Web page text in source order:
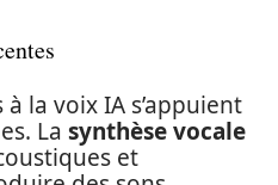
la voix IA s’appuient
La synthèse vocale
et